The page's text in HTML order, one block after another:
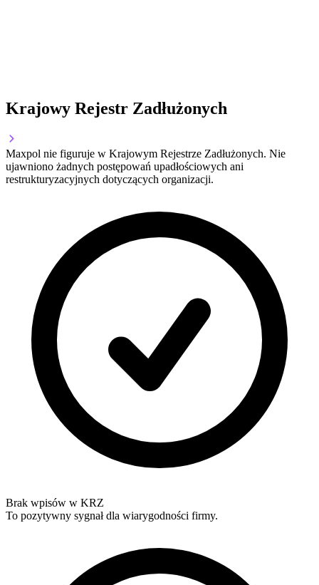
Krajowy Rejestr Zadłużonych
Maxpol nie figuruje w Krajowym Rejestrze Zadłużonych. Nie
ujawniono żadnych postępowań upadłościowych ani
restrukturyzacyjnych dotyczących organizacji.
Brak wpisów w KRZ
To pozytywny sygnał dla wiarygodności firmy.